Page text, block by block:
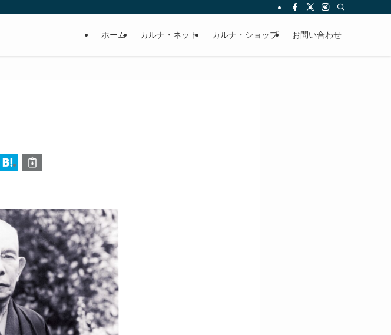
ホーム カルナ・ネット カルナ・ショップ お問い合わせ